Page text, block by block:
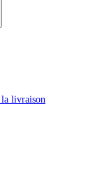
la livraison